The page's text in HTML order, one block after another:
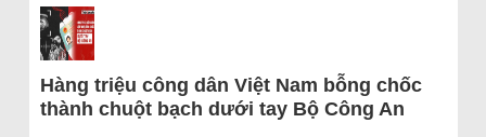
Hàng triệu công dân Việt Nam bỗng chốc
thành chuột bạch dưới tay Bộ Công An